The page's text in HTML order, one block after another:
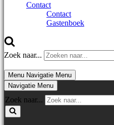
Contact
Contact
Gastenboek
Zoek naar...
Menu Navigatie Menu
Navigatie Menu
Zoek naar...